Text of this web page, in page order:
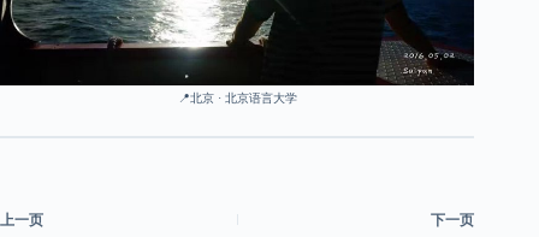
📍北京 · 北京语言大学
上一页 下一页